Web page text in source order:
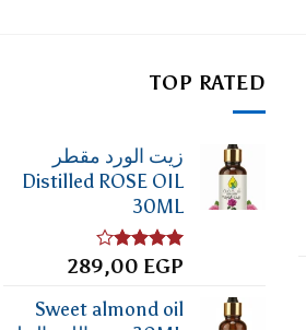
TOP RATED
زيت الورد مقطر
Distilled ROSE OIL
30ML
تم
4.00
5
289,00 EGP
Sweet almond oil